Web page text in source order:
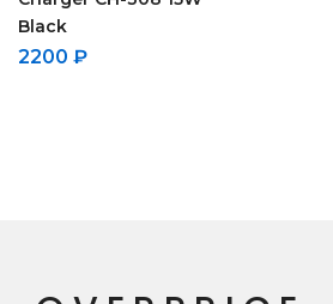
Black
2200 ₽